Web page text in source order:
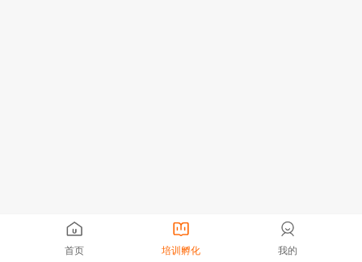
首页 培训孵化 我的